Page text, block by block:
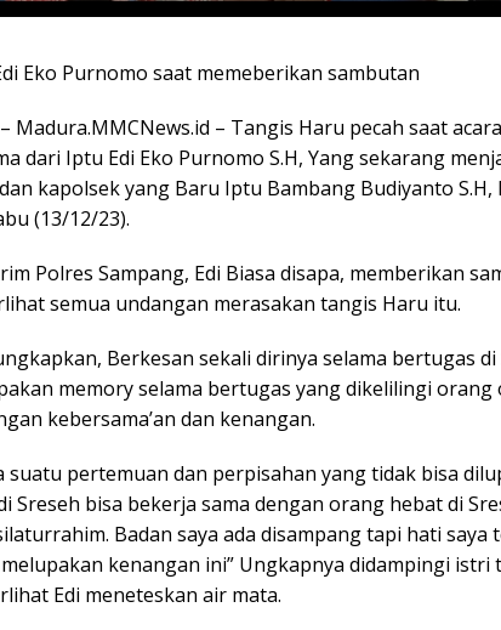
Eko Purnomo saat memeberikan sambutan
Madura.MMCNews.id – Tangis Haru pecah saat
dari Iptu Edi Eko Purnomo S.H, Yang sekarang
kapolsek yang Baru Iptu Bambang Budiyanto
(13/12/23).
Polres Sampang, Edi Biasa disapa, memberikan
semua undangan merasakan tangis Haru itu.
Berkesan sekali dirinya selama bertugas
memory selama bertugas yang dikelilingi
kebersama’an dan kenangan.
suatu pertemuan dan perpisahan yang tidak bisa
Sreseh bisa bekerja sama dengan orang hebat di
Badan saya ada disampang tapi hati saya
kenangan ini” Ungkapnya didampingi istri
Edi meneteskan air mata.